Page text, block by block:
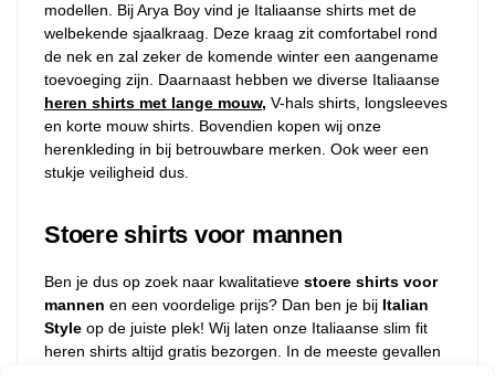
modellen. Bij Arya Boy vind je Italiaanse shirts met de
welbekende sjaalkraag. Deze kraag zit comfortabel rond
de nek en zal zeker de komende winter een aangename
toevoeging zijn. Daarnaast hebben we diverse Italiaanse
heren shirts met lange mouw, V-hals shirts, longsleeves
en korte mouw shirts. Bovendien kopen wij onze
herenkleding in bij betrouwbare merken. Ook weer een
stukje veiligheid dus.
Stoere shirts voor mannen
Ben je dus op zoek naar kwalitatieve stoere shirts voor
mannen en een voordelige prijs? Dan ben je bij Italian
Style op de juiste plek! Wij laten onze Italiaanse slim fit
heren shirts altijd gratis bezorgen. In de meeste gevallen